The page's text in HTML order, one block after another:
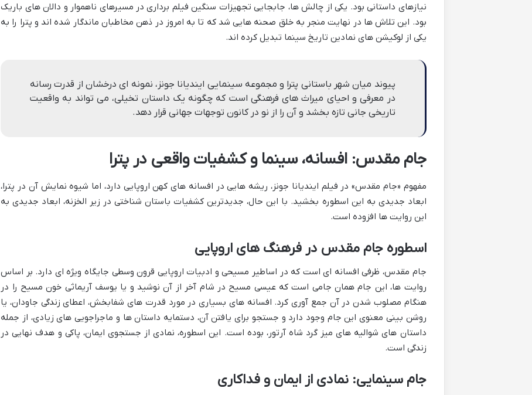
نیازهای داستانی بود. یکی از چالش ها، جابجایی تجهیزات سنگین فیلم برداری در مسیرهای ناهموار و دالان های باریک
بود. این تلاش ها در نهایت منجر به خلق صحنه هایی شد که تا به امروز در ذهن مخاطبان ماندگار شده اند و پترا را به
یکی از لوکیشن های نمادین تاریخ سینما تبدیل کرده اند.
پیوند میان شهر باستانی پترا و مجموعه سینمایی ایندیانا جونز، نمونه ای درخشان از قدرت رسانه
در معرفی و احیای میراث های فرهنگی است که چگونه یک داستان تخیلی، می تواند به واقعیت
تاریخی جانی تازه بخشد و آن را از نو در کانون توجهات جهانی قرار دهد.
جام مقدس: افسانه، سینما و کشفیات واقعی در پترا
مفهوم «جام مقدس» در فیلم ایندیانا جونز، ریشه هایی در افسانه های کهن اروپایی دارد، اما شیوه نمایش آن در پترا،
ابعاد جدیدی به این اسطوره بخشید. با این حال، جدیدترین کشفیات باستان شناختی در زیر الخزنه، ابعاد جدیدی به
این روایت ها افزوده است.
اسطوره جام مقدس در فرهنگ های اروپایی
جام مقدس، ظرفی افسانه ای است که در اساطیر مسیحی و ادبیات اروپایی قرون وسطی جایگاه ویژه ای دارد. بر اساس
روایت ها، این جام همان جامی است که عیسی مسیح در شام آخر از آن نوشید و یا یوسف آریماثی خون مسیح را در
هنگام مصلوب شدن در آن جمع آوری کرد. افسانه های بسیاری در مورد قدرت های شفابخش، اعطای زندگی جاودان، یا
روشن بینی معنوی این جام وجود دارد و جستجو برای یافتن آن، دستمایه داستان ها و ماجراجویی های زیادی، از جمله
داستان های شوالیه های میز گرد شاه آرتور، بوده است. این اسطوره، نمادی از جستجوی ایمان، پاکی و هدف نهایی در
زندگی است.
جام سینمایی: نمادی از ایمان و فداکاری